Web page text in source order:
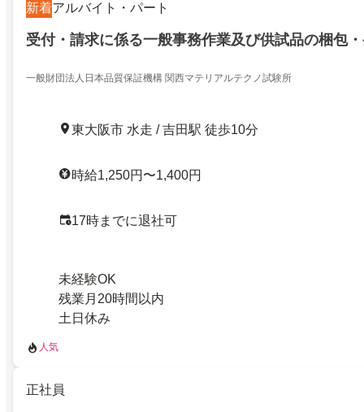
新着アルバイト・パート
受付・請求に係る一般事務作業及び供試品の梱包
一般財団法人日本品質保証機構 関西マテリアルテクノ試験所
東大阪市 水走 / 吉田駅 徒歩10分
時給1,250円〜1,400円
17時までに退社可
未経験OK
残業月20時間以内
土日休み
人気
正社員